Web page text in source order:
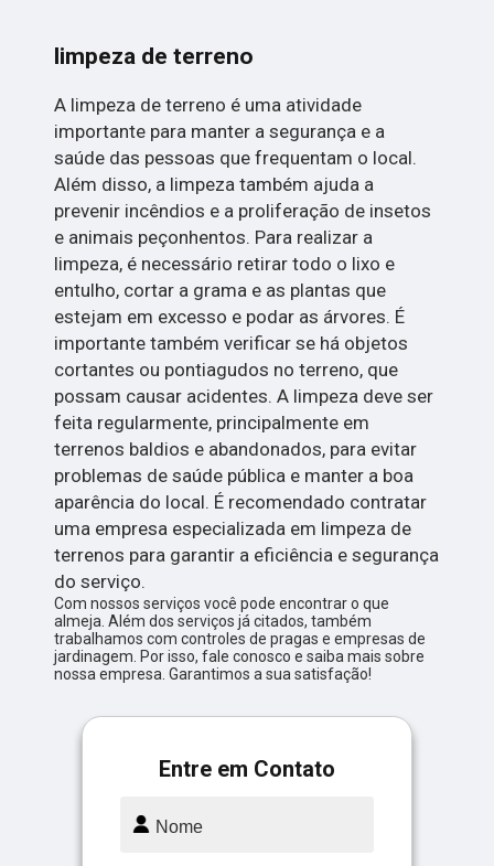
limpeza de terreno
A limpeza de terreno é uma atividade
importante para manter a segurança e a
saúde das pessoas que frequentam o local.
Além disso, a limpeza também ajuda a
prevenir incêndios e a proliferação de insetos
e animais peçonhentos. Para realizar a
limpeza, é necessário retirar todo o lixo e
entulho, cortar a grama e as plantas que
estejam em excesso e podar as árvores. É
importante também verificar se há objetos
cortantes ou pontiagudos no terreno, que
possam causar acidentes. A limpeza deve ser
feita regularmente, principalmente em
terrenos baldios e abandonados, para evitar
problemas de saúde pública e manter a boa
aparência do local. É recomendado contratar
uma empresa especializada em limpeza de
terrenos para garantir a eficiência e segurança
do serviço.
Com nossos serviços você pode encontrar o que
almeja. Além dos serviços já citados, também
trabalhamos com controles de pragas e empresas de
jardinagem. Por isso, fale conosco e saiba mais sobre
nossa empresa. Garantimos a sua satisfação!
Entre em Contato